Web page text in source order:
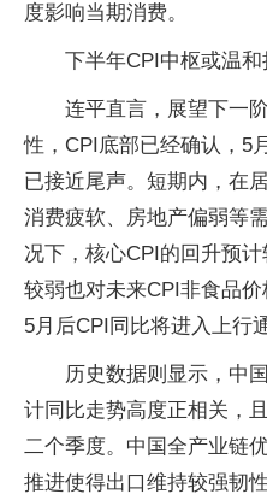
度影响当期消费。
下半年CPI中枢或温和
连平直言，展望下一
性，CPI底部已经确认，5
已接近尾声。短期内，在
消费疲软、房地产偏弱等
况下，核心CPI的回升预
较弱也对未来CPI非食品
5月后CPI同比将进入上行
历史数据则显示，中
计同比走势高度正相关，
二个季度。中国全产业链
推进使得出口维持较强韧